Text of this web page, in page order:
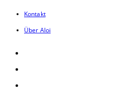
Zum
Kontakt
Über Aloi